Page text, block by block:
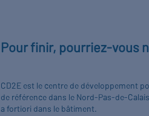
Pour finir, pourriez-vous
CD2E est le centre de développement
de référence dans le Nord-Pas-de-
a fortiori dans le bâtiment.